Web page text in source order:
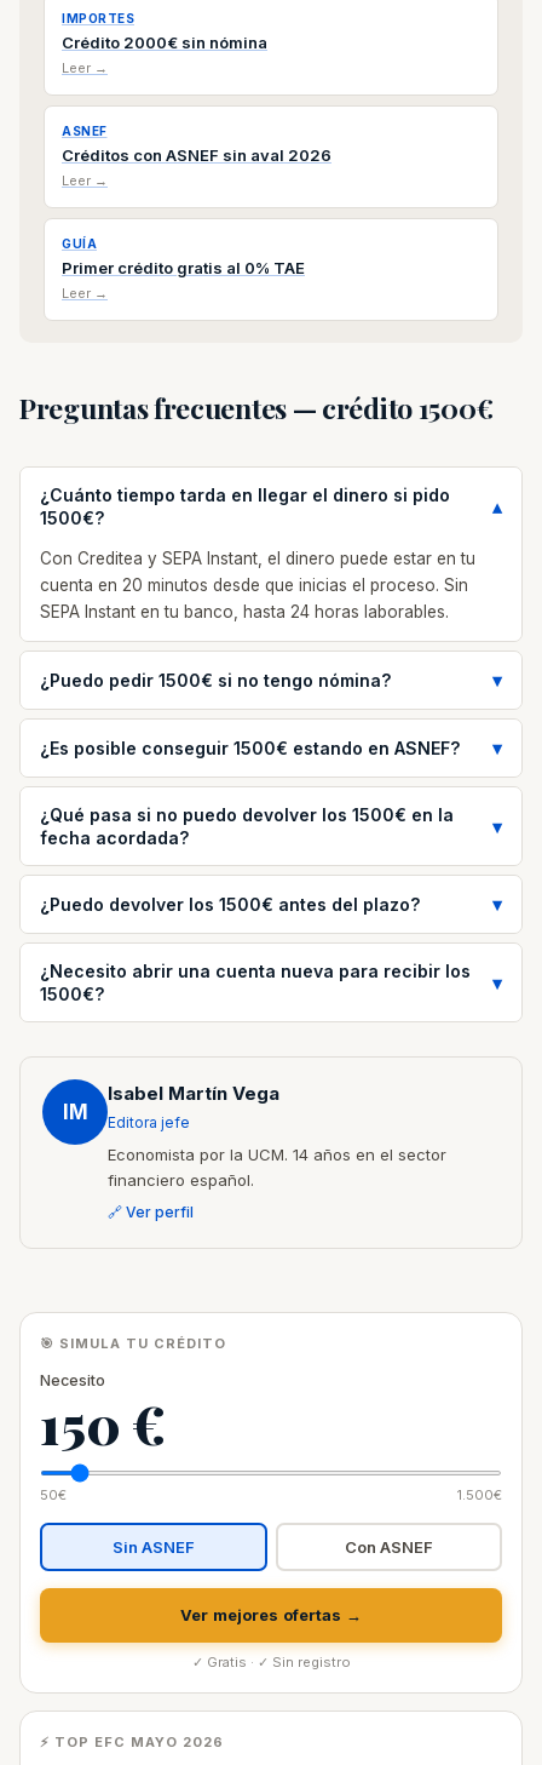
IMPORTES
Crédito 2000€ sin nómina
Leer →
ASNEF
Créditos con ASNEF sin aval 2026
Leer →
GUÍA
Primer crédito gratis al 0% TAE
Leer →
Preguntas frecuentes — crédito 1500€
¿Cuánto tiempo tarda en llegar el dinero si pido
1500€?
Con Creditea y SEPA Instant, el dinero puede estar en tu
cuenta en 20 minutos desde que inicias el proceso. Sin
SEPA Instant en tu banco, hasta 24 horas laborables.
¿Puedo pedir 1500€ si no tengo nómina?
¿Es posible conseguir 1500€ estando en ASNEF?
¿Qué pasa si no puedo devolver los 1500€ en la
fecha acordada?
¿Puedo devolver los 1500€ antes del plazo?
¿Necesito abrir una cuenta nueva para recibir los
1500€?
IM
Isabel Martín Vega
Editora jefe
Economista por la UCM. 14 años en el sector
financiero español.
🔗 Ver perfil
🎯 SIMULA TU CRÉDITO
Necesito
150 €
50€ 1.500€
Sin ASNEF Con ASNEF
Ver mejores ofertas →
✓ Gratis · ✓ Sin registro
⚡ TOP EFC MAYO 2026